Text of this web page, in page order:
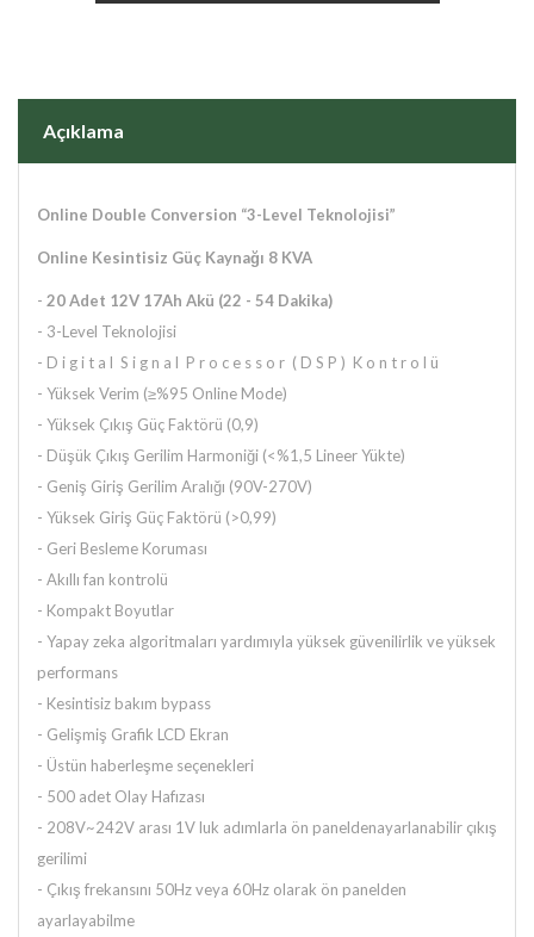
Açıklama
Online Double Conversion “3-Level Teknolojisi”
Online Kesintisiz Güç Kaynağı 8 KVA
- 20Adet 12V 17Ah Akü (22 - 54 Dakika)
- 3-Level Teknolojisi
- D i g i t a l S i g n a l P r o c e s s o r ( D S P ) K o n t r o l ü
- Yüksek Verim (≥%95 Online Mode)
- Yüksek Çıkış Güç Faktörü (0,9)
- Düşük Çıkış Gerilim Harmoniği (<%1,5 Lineer Yükte)
- Geniş Giriş Gerilim Aralığı (90V-270V)
- Yüksek Giriş Güç Faktörü (>0,99)
- Geri Besleme Koruması
- Akıllı fan kontrolü
- Kompakt Boyutlar
- Yapay zeka algoritmaları yardımıyla yüksek güvenilirlik ve yüksek
performans
- Kesintisiz bakım bypass
- Gelişmiş Grafik LCD Ekran
- Üstün haberleşme seçenekleri
- 500 adet Olay Hafızası
- 208V~242V arası 1V luk adımlarla ön paneldenayarlanabilir çıkış
gerilimi
- Çıkış frekansını 50Hz veya 60Hz olarak ön panelden
ayarlayabilme